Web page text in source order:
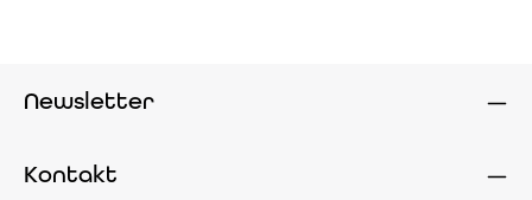
Newsletter
Kontakt